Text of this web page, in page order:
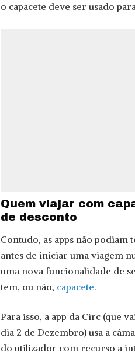
o capacete deve ser usado
Quem viajar com
de desconto
Contudo, as apps não podiam
antes de iniciar uma viagem
uma nova funcionalidade de
tem, ou não, capacete.
Para isso, a app da Circ (que
dia 2 de Dezembro) usa a
do utilizador com recurso a